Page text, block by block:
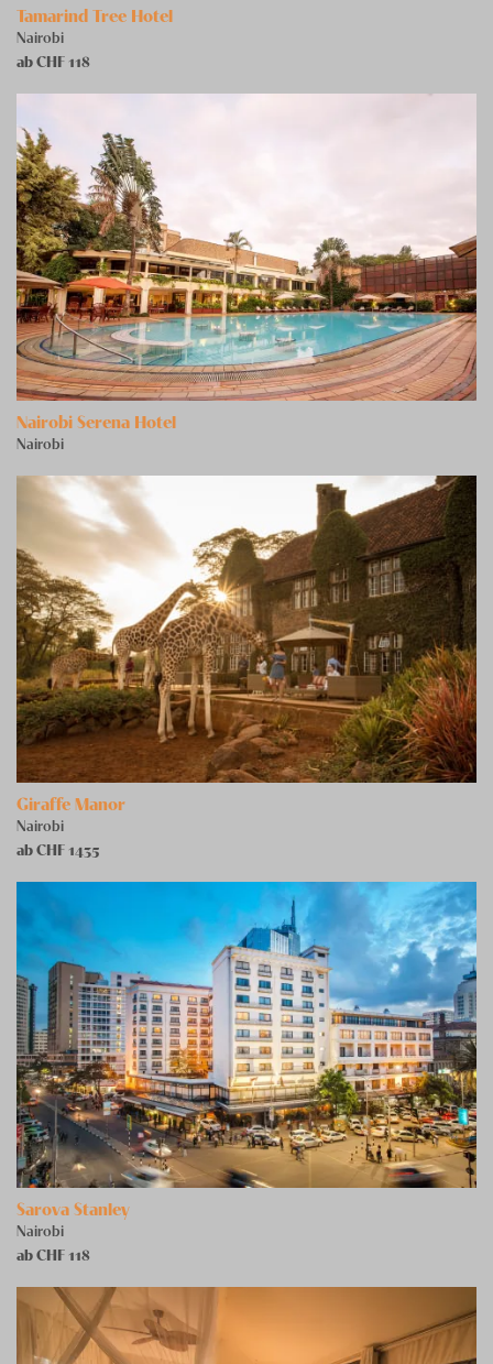
Tamarind Tree Hotel
Nairobi
ab CHF 118
Nairobi Serena Hotel
Nairobi
Giraffe Manor
Nairobi
ab CHF 1435
Sarova Stanley
Nairobi
ab CHF 118